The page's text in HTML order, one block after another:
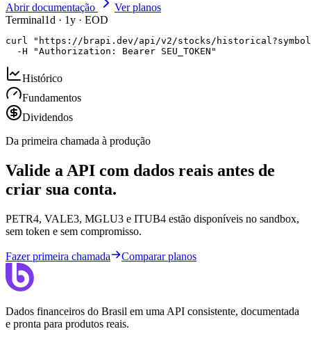
Abrir documentação
Ver planos
Terminal1d · 1y · EOD
curl "https://brapi.dev/api/v2/stocks/
  -H "Authorization: Bearer SEU_TOKEN"
Histórico
Fundamentos
Dividendos
Da primeira chamada à produção
Valide a API com dados reais antes de
criar sua conta.
PETR4, VALE3, MGLU3 e ITUB4 estão disponíveis no sandbox,
sem token e sem compromisso.
Fazer primeira chamada Comparar planos
Dados financeiros do Brasil em uma API consistente, documentada
e pronta para produtos reais.